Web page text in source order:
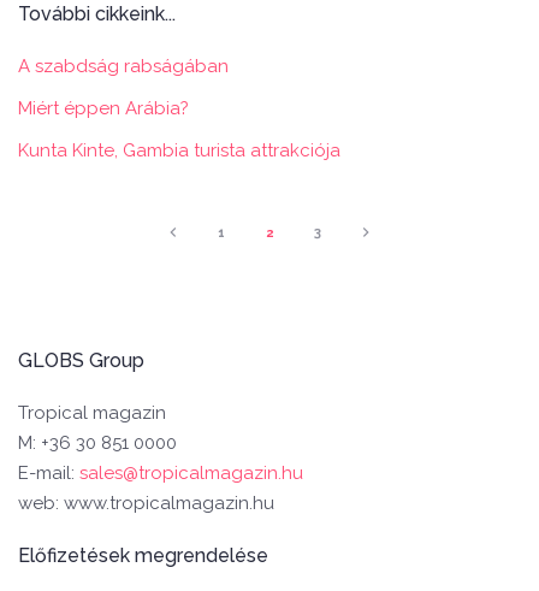
További cikkeink...
A szabdság rabságában
Miért éppen Arábia?
Kunta Kinte, Gambia turista attrakciója
1 2 3
GLOBS Group
Tropical magazin
M: +36 30 851 0000
E-mail: sales@tropicalmagazin.hu
web: www.tropicalmagazin.hu
Előfizetések megrendelése